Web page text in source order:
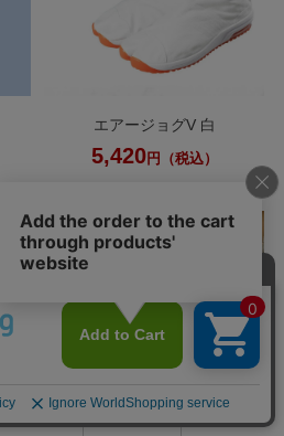
エアージョグV 白
5,420円（税込）
会員ページ 店舗案内